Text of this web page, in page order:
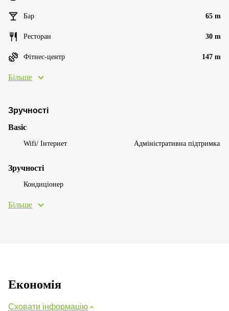
Бар 65 m
Ресторан 30 m
Фітнес-центр 147 m
Більше
Зручності
Basic
Wifi/ Інтернет Адміністративна підтримка
Зручності
Кондиціонер
Більше
Економія
Сховати інформацію